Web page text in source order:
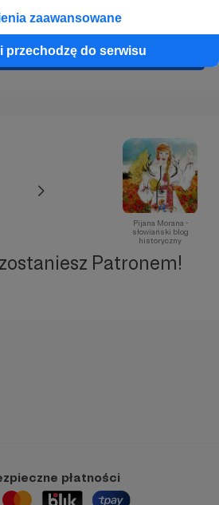
zaawansowane
przechodzę do serwisu
się i przejdź dalej
Pijana Morana -
słowiański blog
historyczny
Patronem!
płatności